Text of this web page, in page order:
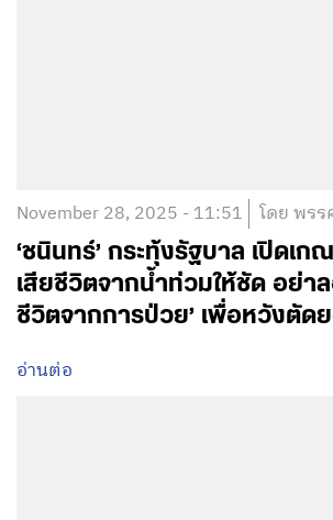
November 28, 2025 - 11:51 โดย พรร
‘ชนินทร์’ กระทุ้งรัฐบาล เปิดเก
เสียชีวิตจากน้ำท่วมให้ชัด อย่า
ชีวิตจากการป่วย’ เพื่อหวังตัด
อ่านต่อ